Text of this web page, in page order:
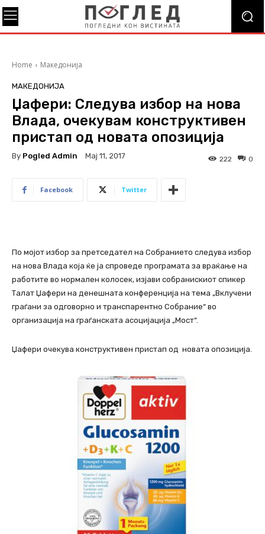
Home Македонија
МАКЕДОНИЈА
Џафери: Следува избор на нова
Влада, очекувам конструктивен
пристап од новата опозиција
By Pogled Admin Мај 11, 2017 0
222
Facebook Twitter
По мојот избор за претседател на Собранието следува избор
на нова Влада која ќе ја спроведе програмата за враќање на
работите во нормален колосек, изјави собранискиот спикер
Талат Џафери на денешната конференција на тема „Вклучени
граѓани за одговорно и транспарентно Собрание“ во
организација на граѓанската асоцијација „Мост“.
Џафери очекува конструктивен пристап од новата опозиција.